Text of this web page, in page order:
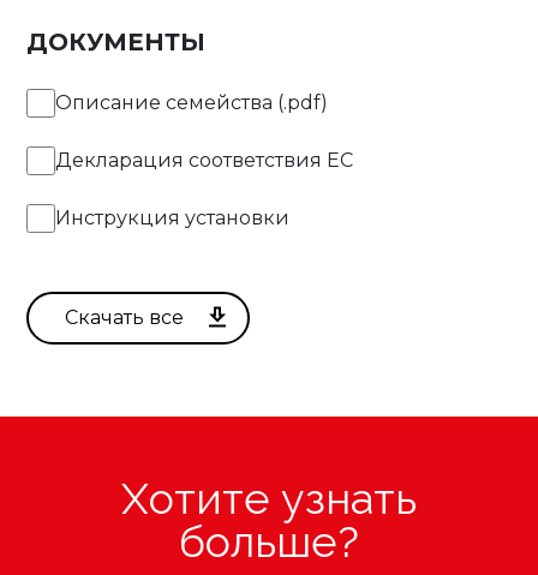
ДОКУМЕНТЫ
Описание семейства (.pdf)
Декларация соответствия EC
Инструкция установки
Хотите узнать
больше?